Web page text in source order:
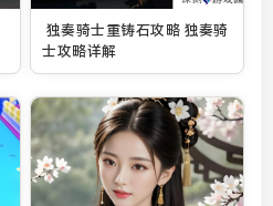
独奏骑士重铸石攻略 独奏骑
士攻略详解